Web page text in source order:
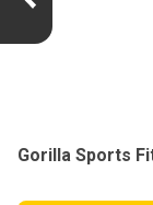
Gorilla Sports